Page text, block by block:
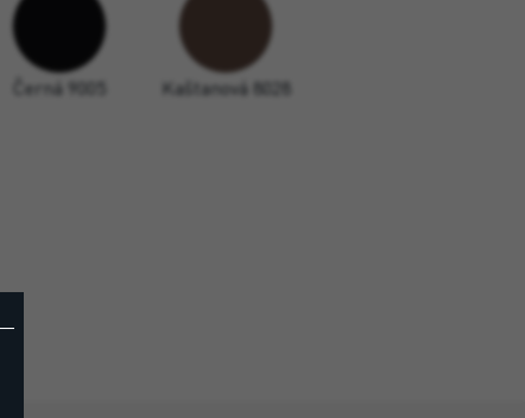
Černá 9005 Kaštanová 8028